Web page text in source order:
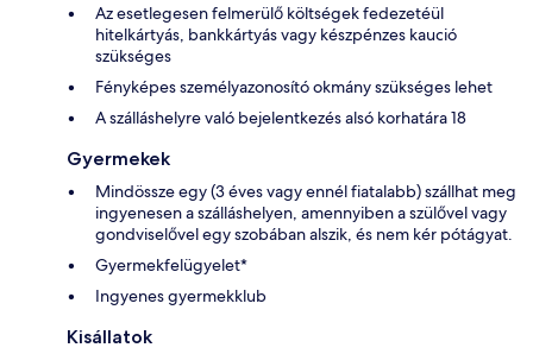
Az esetlegesen felmerülő költségek fedezetéül
hitelkártyás, bankkártyás vagy készpénzes kaució
szükséges
Fényképes személyazonosító okmány szükséges lehet
A szálláshelyre való bejelentkezés alsó korhatára 18
Gyermekek
Mindössze egy (3 éves vagy ennél fiatalabb) szállhat meg
ingyenesen a szálláshelyen, amennyiben a szülővel vagy
gondviselővel egy szobában alszik, és nem kér pótágyat.
Gyermekfelügyelet*
Ingyenes gyermekklub
Kisállatok